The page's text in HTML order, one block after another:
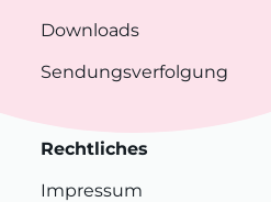
Downloads
Sendungsverfolgung
Rechtliches
Impressum